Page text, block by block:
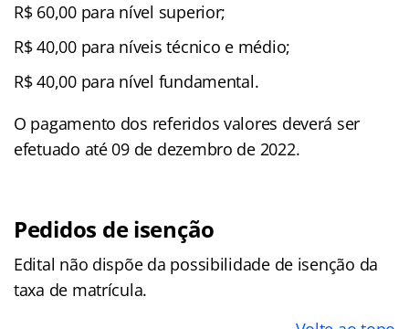
R$ 60,00 para nível superior;
R$ 40,00 para níveis técnico e médio;
R$ 40,00 para nível fundamental.
O pagamento dos referidos valores deverá ser
efetuado até 09 de dezembro de 2022.
Pedidos de isenção
Edital não dispõe da possibilidade de isenção da
taxa de matrícula.